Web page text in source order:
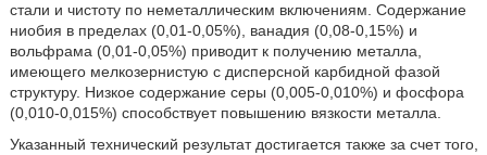
стали и чистоту по неметаллическим включениям. Содержание
ниобия в пределах (0,01-0,05%), ванадия (0,08-0,15%) и
вольфрама (0,01-0,05%) приводит к получению металла,
имеющего мелкозернистую с дисперсной карбидной фазой
структуру. Низкое содержание серы (0,005-0,010%) и фосфора
(0,010-0,015%) способствует повышению вязкости металла.
Указанный технический результат достигается также за счет того,